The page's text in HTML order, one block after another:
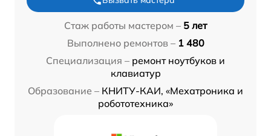
Стаж работы мастером – 5 лет
Выполнено ремонтов – 1 480
Специализация – ремонт ноутбуков и
клавиатур
Образование – КНИТУ-КАИ, «Мехатроника и
робототехника»